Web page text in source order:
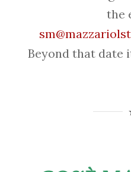
the
Beyond that date